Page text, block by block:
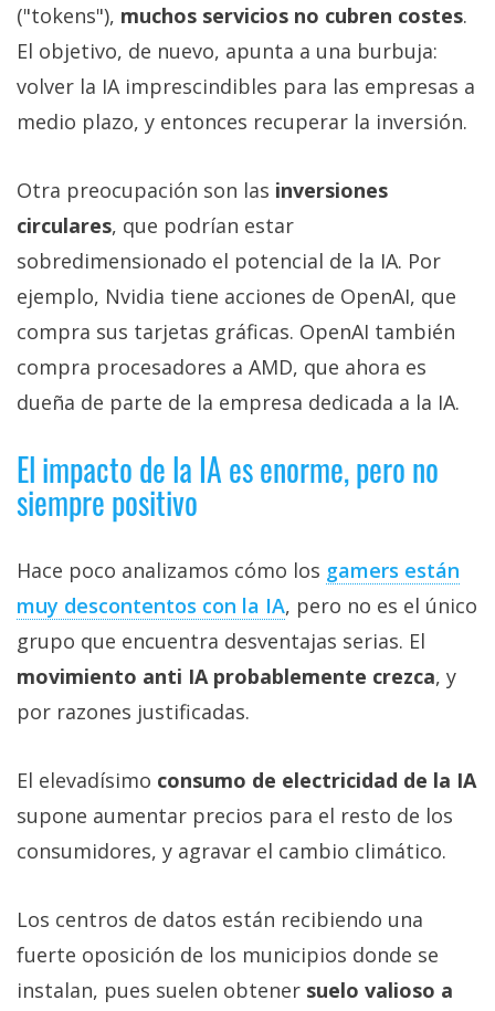
("tokens"), muchos servicios no cubren costes.
El objetivo, de nuevo, apunta a una burbuja:
volver la IA imprescindibles para las empresas a
medio plazo, y entonces recuperar la inversión.
Otra preocupación son las inversiones
circulares, que podrían estar
sobredimensionado el potencial de la IA. Por
ejemplo, Nvidia tiene acciones de OpenAI, que
compra sus tarjetas gráficas. OpenAI también
compra procesadores a AMD, que ahora es
dueña de parte de la empresa dedicada a la IA.
El impacto de la IA es enorme, pero no
siempre positivo
Hace poco analizamos cómo los gamers están
muy descontentos con la IA‎, pero no es el único
grupo que encuentra desventajas serias. El
movimiento anti IA probablemente crezca, y
por razones justificadas.
El elevadísimo consumo de electricidad de la IA
supone aumentar precios para el resto de los
consumidores, y agravar el cambio climático.
Los centros de datos están recibiendo una
fuerte oposición de los municipios donde se
instalan, pues suelen obtener suelo valioso a